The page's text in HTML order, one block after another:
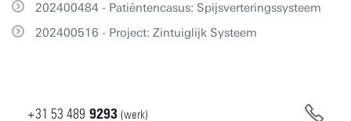
202400484 - Patiëntencasus: Spijsverteringssysteem
202400516 - Project: Zintuiglijk Systeem
+31 53 489 9293 (werk)